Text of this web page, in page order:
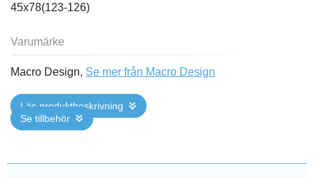
45x78(123-126)
Varumärke
Macro Design, Se mer från Macro Design
Läs produktbeskrivning
Se tillbehör